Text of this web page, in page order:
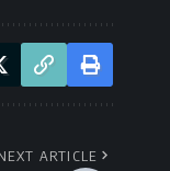
ARTICLE